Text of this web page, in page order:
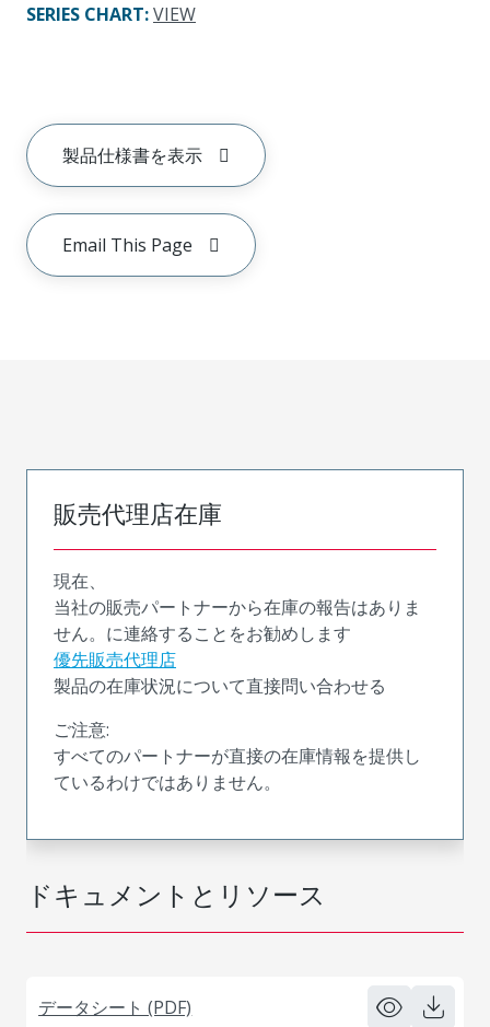
SERIES CHART:VIEW
製品仕様書を表示
Email This Page
ドキュメントとリソース
データシート (PDF)
販売代理店在庫
現在、
当社の販売パートナーから在庫の報告はありま
せん。に連絡することをお勧めします
優先販売代理店
製品の在庫状況について直接問い合わせる
ご注意:
すべてのパートナーが直接の在庫情報を提供し
ているわけではありません。